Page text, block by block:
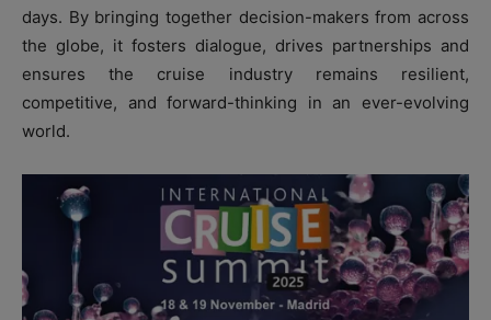
days. By bringing together decision-makers from across
the globe, it fosters dialogue, drives partnerships and
ensures the cruise industry remains resilient,
competitive, and forward-thinking in an ever-evolving
world.